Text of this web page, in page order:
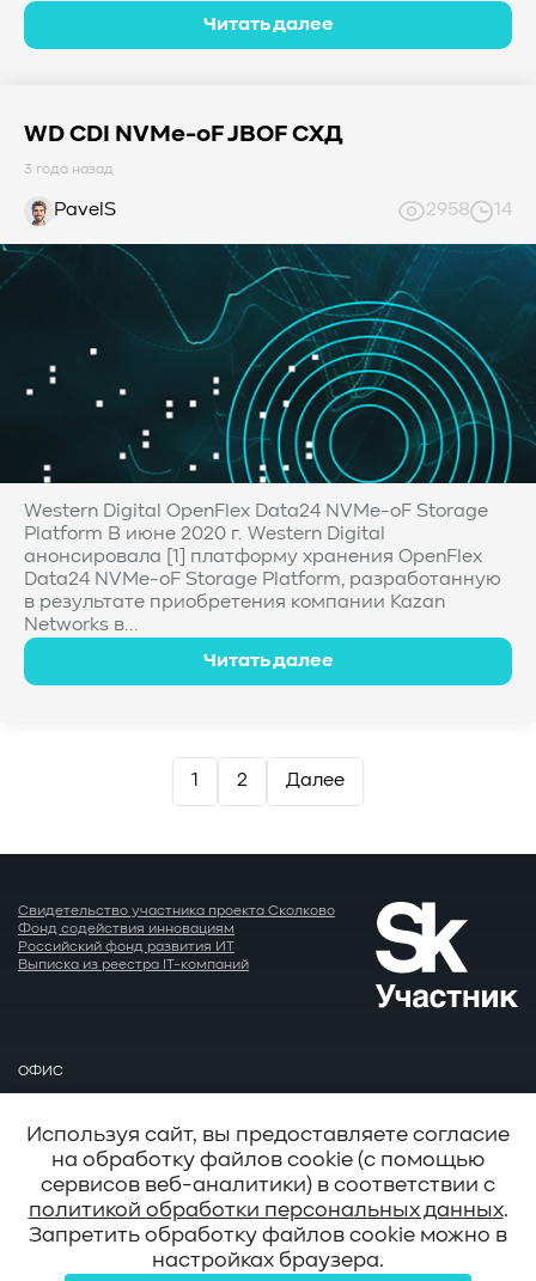
Читать далее
WD CDI NVMe-oF JBOF СХД
3 года назад
PavelS 2958 14
Western Digital OpenFlex Data24 NVMe-oF Storage
Platform В июне 2020 г. Western Digital
анонсировала [1] платформу хранения OpenFlex
Data24 NVMe-oF Storage Platform, разработанную
в результате приобретения компании Kazan
Networks в...
Читать далее
1 2 Далее
Свидетельство участника проекта Сколково
Фонд содействия инновациям
Российский фонд развития ИТ
Выписка из реестра IT-компаний
ОФИС
info@baum.ru
Москва, ул. Нобеля д. 7
Используя сайт, вы предоставляете согласие
на обработку файлов cookie (с помощью
сервисов веб-аналитики) в соответствии с
политикой обработки персональных данных.
Запретить обработку файлов cookie можно в
настройках браузера.